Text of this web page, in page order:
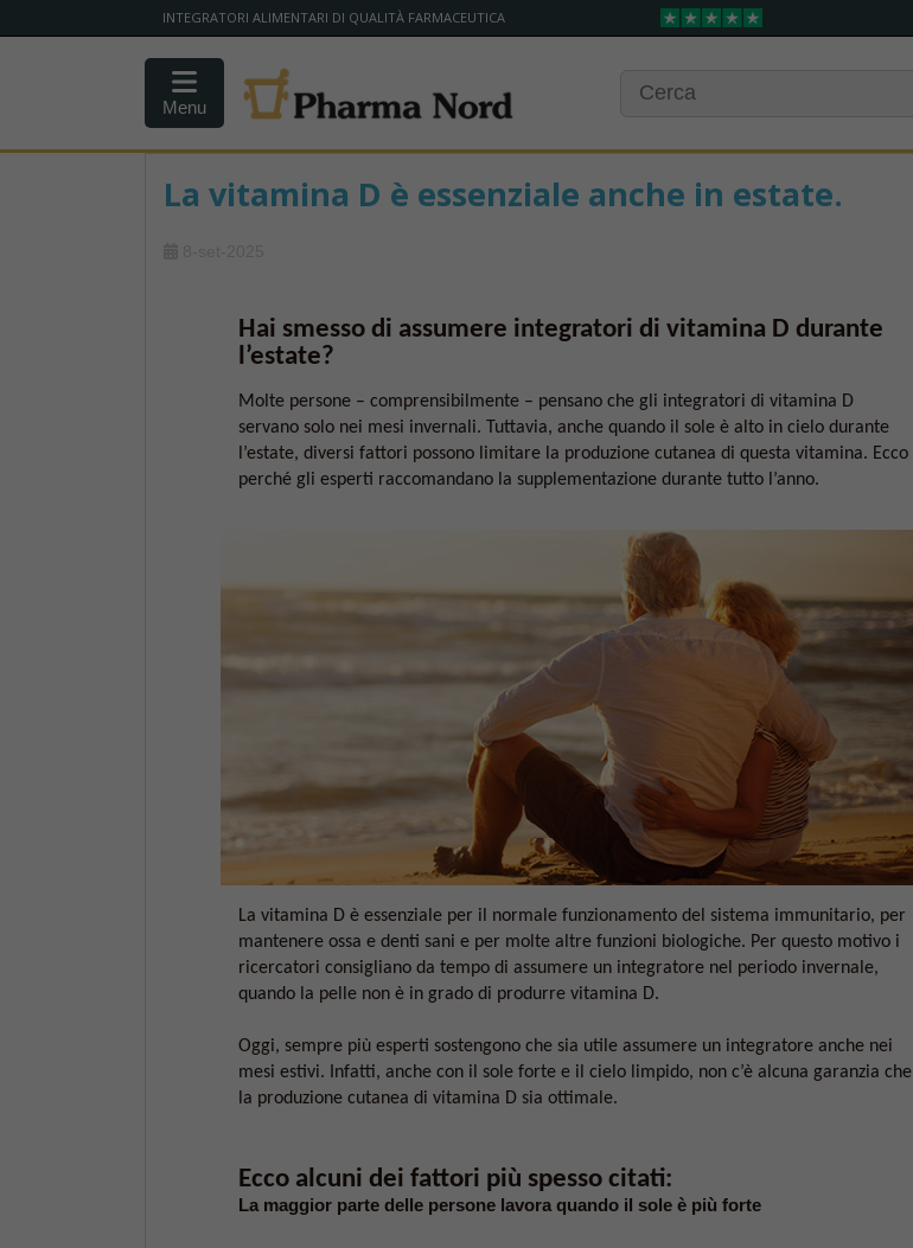
INTEGRATORI ALIMENTARI DI QUALITÀ FARMACEUTICA
Menu
La vitamina D è essenziale anche in estate.
Hai smesso di assumere integratori di vitamina D durante
l’estate?
Molte persone – comprensibilmente – pensano che gli integratori di vitamina D
servano solo nei mesi invernali. Tuttavia, anche quando il sole è alto in cielo durante
l’estate, diversi fattori possono limitare la produzione cutanea di questa vitamina. Ecco
perché gli esperti raccomandano la supplementazione durante tutto l’anno.
La vitamina D è essenziale per il normale funzionamento del sistema immunitario, per
mantenere ossa e denti sani e per molte altre funzioni biologiche. Per questo motivo i
ricercatori consigliano da tempo di assumere un integratore nel periodo invernale,
quando la pelle non è in grado di produrre vitamina D.
Oggi, sempre più esperti sostengono che sia utile assumere un integratore anche nei
mesi estivi. Infatti, anche con il sole forte e il cielo limpido, non c’è alcuna garanzia che
la produzione cutanea di vitamina D sia ottimale.
Ecco alcuni dei fattori più spesso citati:
La maggior parte delle persone lavora quando il sole è più forte